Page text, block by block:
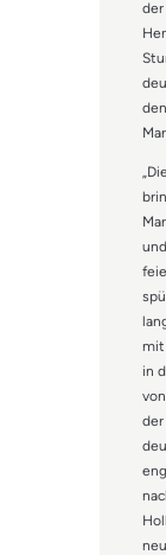
der
mit
in